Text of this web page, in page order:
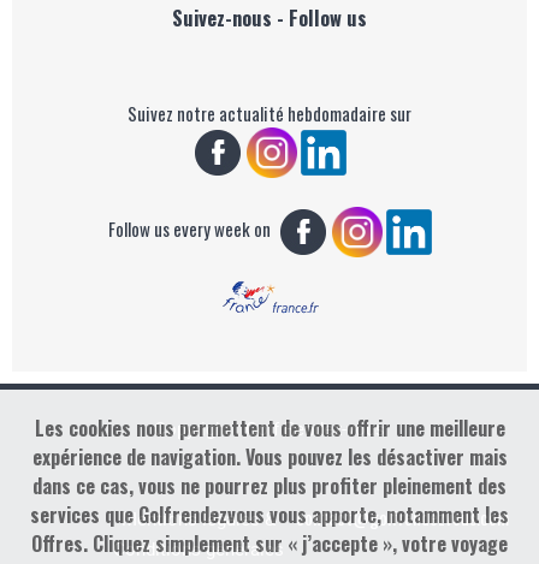
Suivez-nous - Follow us
Suivez notre actualité hebdomadaire sur
Follow us every week on
Copyright : Golf Rendez-vous
Mentions légales &
Conditions générales
contact@golfrendezvous.com
Les cookies nous permettent de vous offrir une meilleure
expérience de navigation. Vous pouvez les désactiver mais
dans ce cas, vous ne pourrez plus profiter pleinement des
services que Golfrendezvous vous apporte, notamment les
Offres. Cliquez simplement sur « j’accepte », votre voyage